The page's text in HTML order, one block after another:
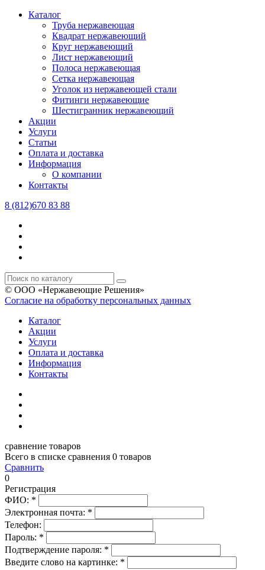
Каталог
Труба нержавеющая
Квадрат нержавеющий
Круг нержавеющий
Лист нержавеющий
Полоса нержавеющая
Сетка нержавеющая
Уголок из нержавеющей стали
Фитинги нержавеющие
Шестигранник нержавеющий
Акции
Услуги
Статьи
Оплата и доставка
Информация
О компании
Контакты
8 (812)670 83 88
© ООО «Нержавеющие Решения»
Согласие на обработку персональных данных
Каталог
Акции
Услуги
Оплата и доставка
Информация
Контакты
сравнение товаров
Всего в списке сравнения 0 товаров
Сравнить
0
Регистрация
ФИО: *
Электронная почта: *
Телефон:
Пароль: *
Подтверждение пароля: *
Введите слово на картинке: *